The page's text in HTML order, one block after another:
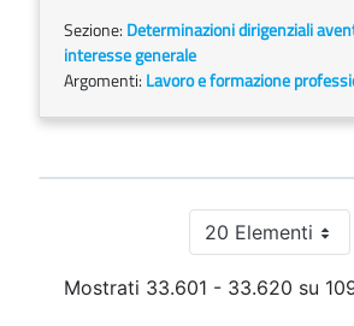
Sezione: Determinazioni dirigenziali
interesse generale
Argomenti: Lavoro e formazione
20 Elementi
Per
Mostrati 33.601 - 33.620 su